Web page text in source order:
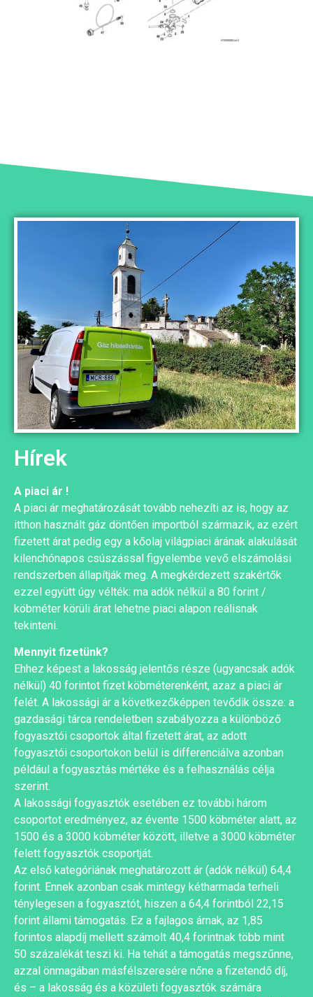
Hírek
A piaci ár !
A piaci ár meghatározását tovább nehezíti az is, hogy az
itthon használt gáz döntően importból származik, az ezért
fizetett árat pedig egy a kőolaj világpiaci árának alakulását
kilenchónapos csúszással figyelembe vevő elszámolási
rendszerben állapítják meg. A megkérdezett szakértők
ezzel együtt úgy vélték: ma adók nélkül a 80 forint /
köbméter körüli árat lehetne piaci alapon reálisnak
tekinteni.
Mennyit fizetünk?
Ehhez képest a lakosság jelentős része (ugyancsak adók
nélkül) 40 forintot fizet köbméterenként, azaz a piaci ár
felét. A lakossági ár a következőképpen tevődik össze: a
gazdasági tárca rendeletben szabályozza a különböző
fogyasztói csoportok által fizetett árat, az adott
fogyasztói csoportokon belül is differenciálva azonban
például a fogyasztás mértéke és a felhasználás célja
szerint.
A lakossági fogyasztók esetében ez további három
csoportot eredményez, az évente 1500 köbméter alatt, az
1500 és a 3000 köbméter között, illetve a 3000 köbméter
felett fogyasztók csoportját.
Az első kategóriának meghatározott ár (adók nélkül) 64,4
forint. Ennek azonban csak mintegy kétharmada terheli
ténylegesen a fogyasztót, hiszen a 64,4 forintból 22,15
forint állami támogatás. Ez a fajlagos árnak, az 1,85
forintos alapdíj mellett számolt 40,4 forintnak több mint
50 százalékát teszi ki. Ha tehát a támogatás megszűnne,
azzal önmagában másfélszeresére nőne a fizetendő díj,
és – a lakosság és a közületi fogyasztók számára